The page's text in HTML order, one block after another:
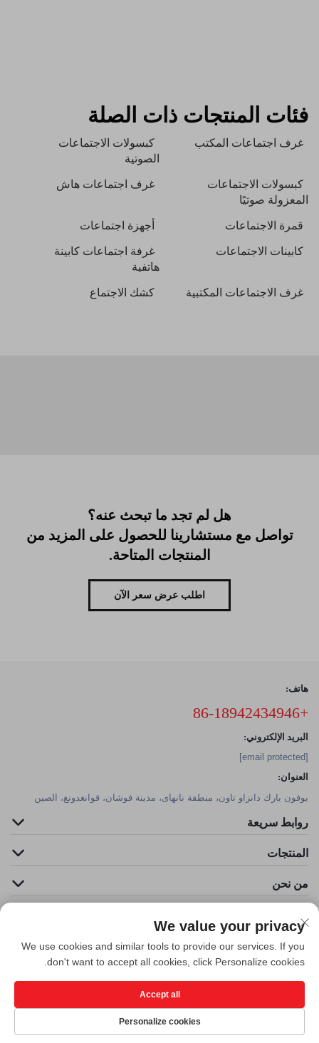
فئات المنتجات ذات الصلة
غرف اجتماعات المكتب
كبسولات الاجتماعات
الصوتية
كبسولات الاجتماعات
المعزولة صوتيًا
غرف اجتماعات هاش
قمرة الاجتماعات أجهزة اجتماعات
كابينات الاجتماعات
غرفة اجتماعات كابينة
هاتفية
غرف الاجتماعات المكتبية كشك الاجتماع
هل لم تجد ما تبحث عنه؟
تواصل مع مستشارينا للحصول على المزيد من
المنتجات المتاحة.
اطلب عرض سعر الآن
هاتف:
+86-18942434946
البريد الإلكتروني:
[email protected]
العنوان:
يوفون بارك دانزاو تاون، منطقة نانهاى، مدينة فوشان، قوانغدونغ، الصين
روابط سريعة
المنتجات
من نحن
حقوق الطبع والنشر © شركة فوشان كليدر للهندسة الفنية البيئية المحدودة. جميع
الحقوق محفوظة -سياسة الخصوصية
We value your privacy
We use cookies and similar tools to provide our services. If you
don't want to accept all cookies, click Personalize cookies.
Personalize cookies
Accept all